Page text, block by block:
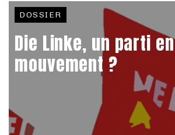
DOSSIER
Die Linke, un parti en
mouvement ?